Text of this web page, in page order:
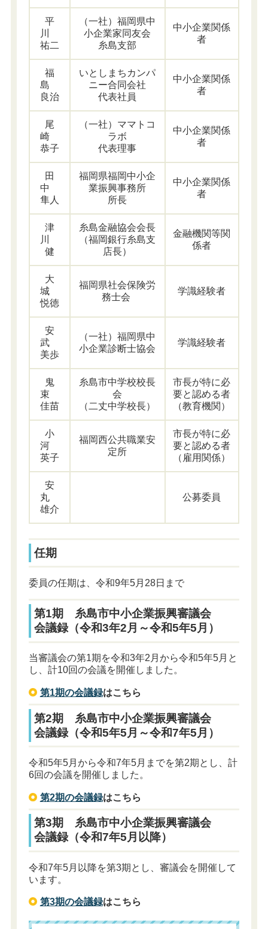
平
川
祐二
（一社）福岡県中
小企業家同友会
糸島支部
中小企業関係
者
福
島
良治
いとしまちカンパ
ニー合同会社
代表社員
中小企業関係
者
尾
崎
恭子
（一社）ママトコ
ラボ
代表理事
中小企業関係
者
田
中
隼人
福岡県福岡中小企
業振興事務所
所長
中小企業関係
者
津
川
健
糸島金融協会会長
（福岡銀行糸島支
店長）
金融機関等関
係者
大
城
悦徳
福岡県社会保険労
務士会
学識経験者
安
武
美歩
（一社）福岡県中
小企業診断士協会
学識経験者
鬼
束
佳苗
糸島市中学校校長
会
（二丈中学校長）
市長が特に必
要と認める者
（教育機関）
小
河
英子
福岡西公共職業安
定所
市長が特に必
要と認める者
（雇用関係）
安
丸
雄介
公募委員
任期
委員の任期は、令和9年5月28日まで
第1期 糸島市中小企業振興審議会
会議録（令和3年2月～令和5年5月）
当審議会の第1期を令和3年2月から令和5年5月と
し、計10回の会議を開催しました。
第1期の会議録はこちら
第2期 糸島市中小企業振興審議会
会議録（令和5年5月～令和7年5月）
令和5年5月から令和7年5月までを第2期とし、計
6回の会議を開催しました。
第2期の会議録はこちら
第3期 糸島市中小企業振興審議会
会議録（令和7年5月以降）
令和7年5月以降を第3期とし、審議会を開催して
います。
第3期の会議録はこちら